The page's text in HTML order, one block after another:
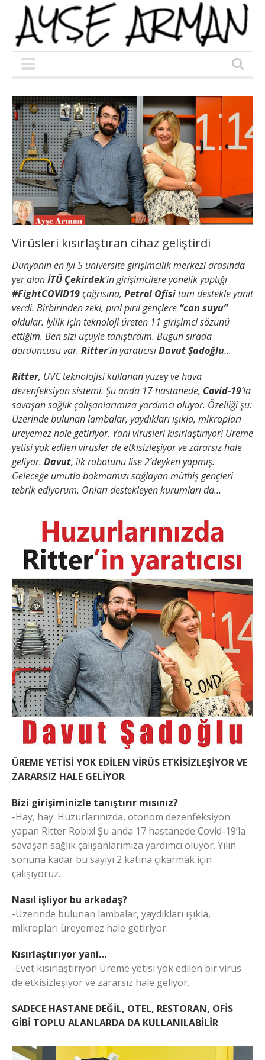
Virüsleri kısırlaştıran cihaz geliştirdi
Dünyanın en iyi 5 üniversite girişimcilik merkezi arasında
yer alanİTÜ Çekirdek’in girişimcilere yönelik yaptığı
#FightCOVID19çağrısına, Petrol Ofisi tam destekle yanıt
verdi. Birbirinden zeki, pırıl pırıl gençlere “can suyu”
oldular. İyilik için teknoloji üreten 11 girişimci sözünü
ettiğim. Ben sizi üçüyle tanıştırdım. Bugün sırada
dördüncüsü var. Ritter’in yaratıcısıDavut Şadoğlu…
Ritter, UVC teknolojisi kullanan yüzey ve hava
dezenfeksiyon sistemi. Şu anda 17 hastanede, Covid-19’la
savaşan sağlık çalışanlarımıza yardımcı oluyor. Özelliği şu:
Üzerinde bulunan lambalar, yaydıkları ışıkla, mikropları
üreyemez hale getiriyor. Yani virüsleri kısırlaştırıyor! Üreme
yetisi yok edilen virüsler de etkisizleşiyor ve zararsız hale
geliyor. Davut, ilk robotunu lise 2’deyken yapmış.
Geleceğe umutla bakmamızı sağlayan müthiş gençleri
tebrik ediyorum. Onları destekleyen kurumları da…
ÜREME YETİSİ YOK EDİLEN VİRÜS ETKİSİZLEŞİYOR VE
ZARARSIZ HALE GELİYOR
Bizi girişiminizle tanıştırır mısınız?
-Hay, hay. Huzurlarınızda, otonom dezenfeksiyon
yapan Ritter Robix! Şu anda 17 hastanede Covid-19’la
savaşan sağlık çalışanlarımıza yardımcı oluyor. Yılın
sonuna kadar bu sayıyı 2 katına çıkarmak için
çalışıyoruz.
Nasıl işliyor bu arkadaş?
-Üzerinde bulunan lambalar, yaydıkları ışıkla,
mikropları üreyemez hale getiriyor.
Kısırlaştırıyor yani…
-Evet kısırlaştırıyor! Üreme yetisi yok edilen bir virüs
de etkisizleşiyor ve zararsız hale geliyor.
SADECE HASTANE DEĞİL, OTEL, RESTORAN, OFİS
GİBİ TOPLU ALANLARDA DA KULLANILABİLİR